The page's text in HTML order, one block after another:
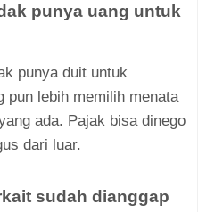
punya uang untuk
punya duit untuk
pun lebih memilih menata
ada. Pajak bisa dinego
dari luar.
sudah dianggap